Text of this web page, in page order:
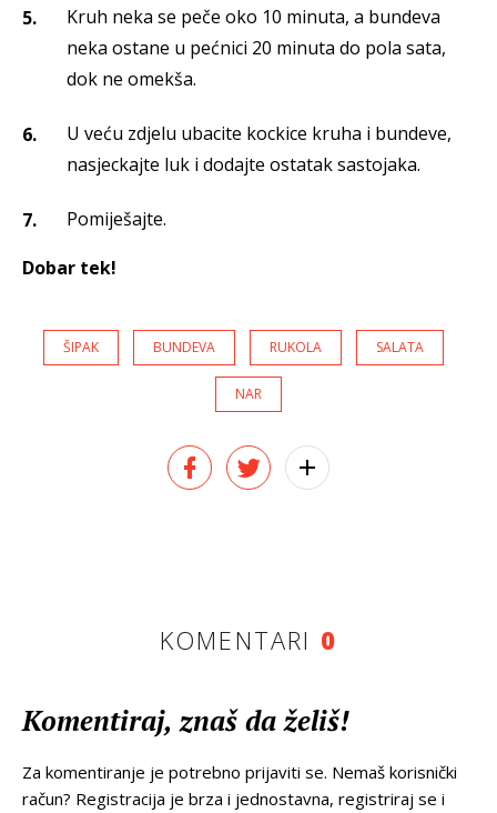
Kruh neka se peče oko 10 minuta, a bundeva
neka ostane u pećnici 20 minuta do pola sata,
dok ne omekša.
U veću zdjelu ubacite kockice kruha i bundeve,
nasjeckajte luk i dodajte ostatak sastojaka.
Pomiješajte.
Dobar tek!
ŠIPAK BUNDEVA RUKOLA SALATA
NAR
KOMENTARI 0
Komentiraj, znaš da želiš!
Za komentiranje je potrebno prijaviti se. Nemaš korisnički
račun? Registracija je brza i jednostavna, registriraj se i